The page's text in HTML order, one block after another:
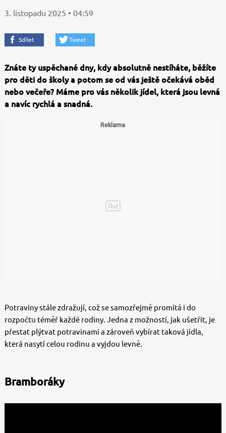
3. listopadu 2025 • 04:59
Sdílet Tweet
Znáte ty uspěchané dny, kdy absolutně nestíháte, běžíte
pro děti do školy a potom se od vás ještě očekává oběd
nebo večeře? Máme pro vás několik jídel, která jsou levná
a navíc rychlá a snadná.
Potraviny stále zdražují, což se samozřejmě promítá i do
rozpočtu téměř každé rodiny. Jedna z možností, jak ušetřit, je
přestat plýtvat potravinami a zároveň vybírat taková jídla,
která nasytí celou rodinu a vyjdou levně.
Bramboráky